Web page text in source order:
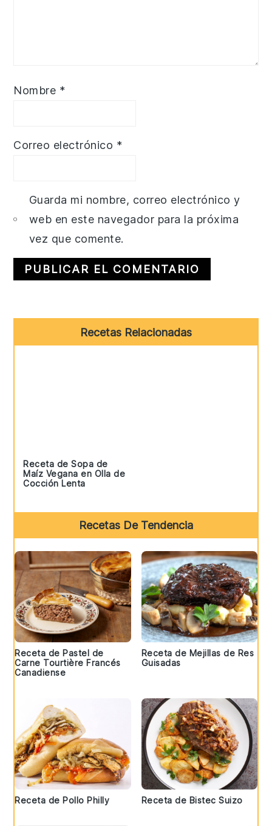
Nombre *
Correo electrónico *
Guarda mi nombre, correo electrónico y
web en este navegador para la próxima
vez que comente.
Sidebar
Recetas Relacionadas
Receta de Sopa de
Maíz Vegana en Olla de
Cocción Lenta
Recetas De Tendencia
Receta de Pastel de
Carne Tourtière Francés
Canadiense
Receta de Mejillas de Res
Guisadas
Receta de Pollo Philly Receta de Bistec Suizo